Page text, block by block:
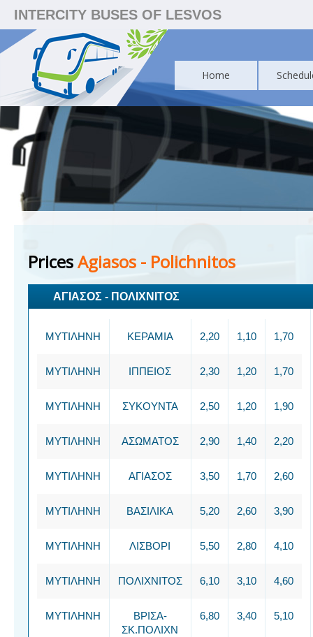
INTERCITY BUSES OF LESVOS
Home
PricesAgiasos - Polichnitos
ΑΓΙΑΣΟΣ - ΠΟΛΙΧΝΙΤΟΣ
ΜΥΤΙΛΗΝΗ ΚΕΡΑΜΙΑ 2,20 1,10 1,70
ΜΥΤΙΛΗΝΗ ΙΠΠΕΙΟΣ 2,30 1,20 1,70
ΜΥΤΙΛΗΝΗ ΣΥΚΟΥΝΤΑ 2,50 1,20 1,90
ΜΥΤΙΛΗΝΗ ΑΣΩΜΑΤΟΣ 2,90 1,40 2,20
ΜΥΤΙΛΗΝΗ ΑΓΙΑΣΟΣ 3,50 1,70 2,60
ΜΥΤΙΛΗΝΗ ΒΑΣΙΛΙΚΑ 5,20 2,60 3,90
ΜΥΤΙΛΗΝΗ ΛΙΣΒΟΡΙ 5,50 2,80 4,10
ΜΥΤΙΛΗΝΗ ΠΟΛΙΧΝΙΤΟΣ 6,10 3,10 4,60
ΜΥΤΙΛΗΝΗ
ΒΡΙΣΑ-
ΣΚ.ΠΟΛΙΧΝ
6,80 3,40 5,10